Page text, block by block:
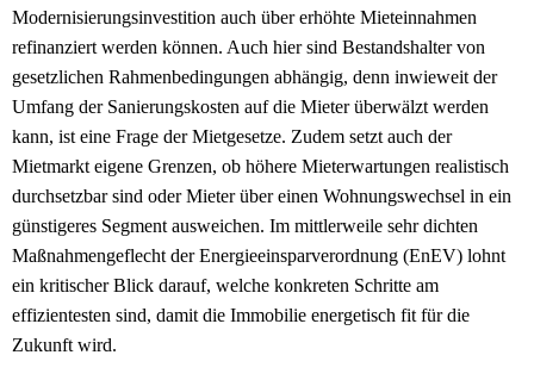
Modernisierungsinvestition auch über erhöhte Mieteinnahmen
refinanziert werden können. Auch hier sind Bestandshalter von
gesetzlichen Rahmenbedingungen abhängig, denn inwieweit der
Umfang der Sanierungskosten auf die Mieter überwälzt werden
kann, ist eine Frage der Mietgesetze. Zudem setzt auch der
Mietmarkt eigene Grenzen, ob höhere Mieterwartungen realistisch
durchsetzbar sind oder Mieter über einen Wohnungswechsel in ein
günstigeres Segment ausweichen. Im mittlerweile sehr dichten
Maßnahmengeflecht der Energieeinsparverordnung (EnEV) lohnt
ein kritischer Blick darauf, welche konkreten Schritte am
effizientesten sind, damit die Immobilie energetisch fit für die
Zukunft wird.